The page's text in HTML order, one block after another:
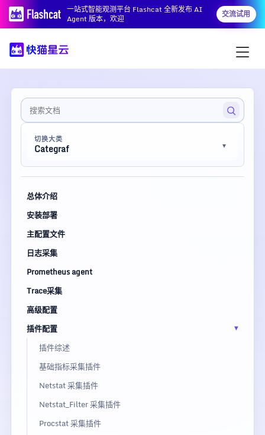
一站式智能观测平台 Flashcat 全新发布 AI
Agent 版本，欢迎
交流试用
切换大类
Categraf
总体介绍
安装部署
主配置文件
日志采集
Prometheus agent
Trace采集
高级配置
插件配置
插件综述
基础指标采集插件
Netstat 采集插件
Netstat_Filter 采集插件
Procstat 采集插件